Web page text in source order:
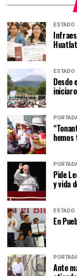
ESTADO
ESTADO
Desde
hemos
Pide
y vida
ESTADO
En
Ante